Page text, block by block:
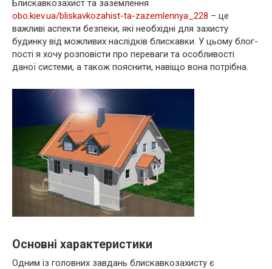
Блискавкозахист та заземлення
obo.kiev.ua/bliskavkozahist-ta-zazemlennya_228 – це
важливі аспекти безпеки, які необхідні для захисту
будинку від можливих наслідків блискавки. У цьому блог-
пості я хочу розповісти про переваги та особливості
даної системи, а також пояснити, навіщо вона потрібна.
Основні характеристики
Одним із головних завдань блискавкозахисту є